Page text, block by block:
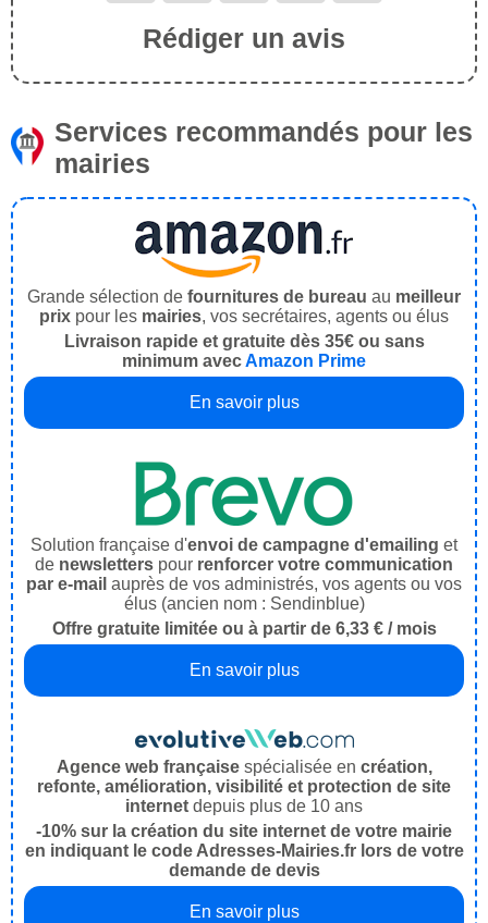
Rédiger un avis
Services recommandés pour les
mairies
Grande sélection de fournitures de bureau au meilleur
prix pour les mairies, vos secrétaires, agents ou élus
Livraison rapide et gratuite dès 35€ ou sans
minimum avecAmazon Prime
En savoir plus
Solution française d'envoi de campagne d'emailing et
de newsletters pour renforcer votre communication
par e-mail auprès de vos administrés, vos agents ou vos
élus (ancien nom : Sendinblue)
Offre gratuite limitée ou à partir de 6,33 € / mois
En savoir plus
Agence web françaisespécialisée en création,
refonte, amélioration, visibilité et protection de site
internet depuis plus de 10 ans
-10% sur la création du site internet de votre mairie
en indiquant le code Adresses-Mairies.fr lors de votre
demande de devis
En savoir plus